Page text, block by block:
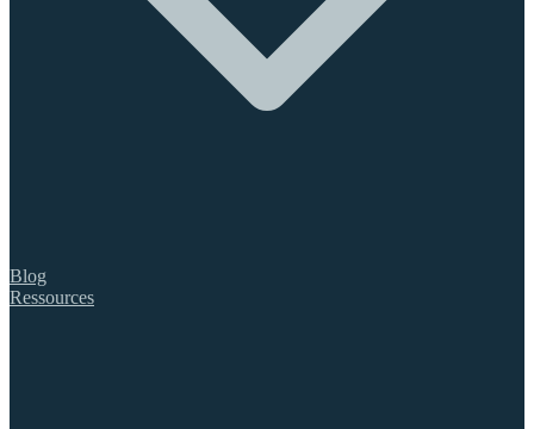
Blog
Ressources